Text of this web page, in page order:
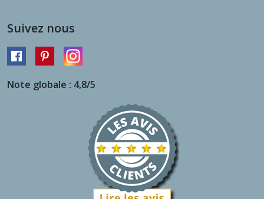
Suivez nous
Note globale : 4,8/5